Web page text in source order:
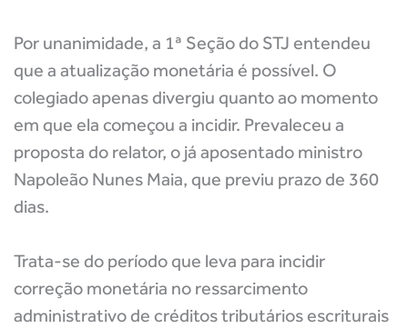
Por unanimidade, a 1ª Seção do STJ entendeu
que a atualização monetária é possível. O
colegiado apenas divergiu quanto ao momento
em que ela começou a incidir. Prevaleceu a
proposta do relator, o já aposentado ministro
Napoleão Nunes Maia, que previu prazo de 360
dias.
Trata-se do período que leva para incidir
correção monetária no ressarcimento
administrativo de créditos tributários escriturais